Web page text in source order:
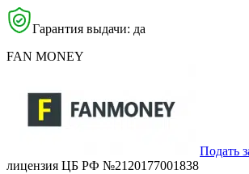
Гарантия выдачи: да
FAN MONEY
Подать
лицензия ЦБ РФ №2120177001838